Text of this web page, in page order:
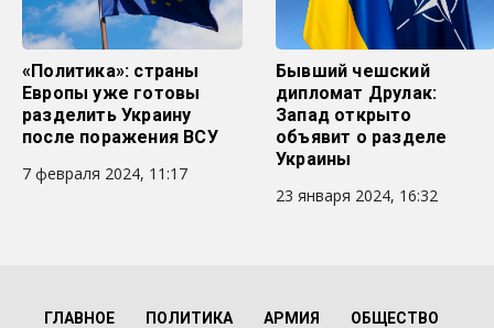
«Политика»: страны
Европы уже готовы
разделить Украину
после поражения ВСУ
7 февраля 2024, 11:17
Бывший чешский
дипломат Друлак:
Запад открыто
объявит о разделе
Украины
23 января 2024, 16:32
ГЛАВНОЕ ПОЛИТИКА АРМИЯ ОБЩЕСТВО